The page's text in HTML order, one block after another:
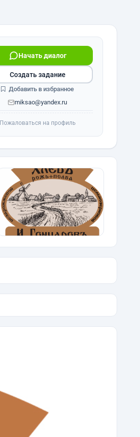
Начать диалог
miksao@yandex.ru
Создать задание
Добавить в избранное
Пожаловаться на профиль